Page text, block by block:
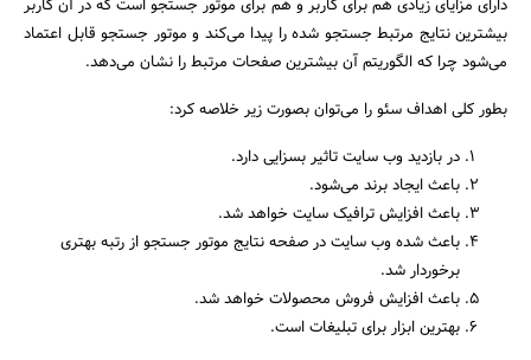
دارای مزایای زیادی هم برای کاربر و هم برای موتور جستجو است که در آن کاربر
بیشترین نتایج مرتبط جستجو شده را پیدا می‌کند و موتور جستجو قابل اعتماد
می‌شود چرا که الگوریتم آن بیشترین صفحات مرتبط را نشان می‌دهد.
بطور کلی اهداف سئو را می‌توان بصورت زیر خلاصه کرد:
در بازدید وب سایت تاثیر بسزایی دارد.
باعث ایجاد برند می‌شود.
باعث افزایش ترافیک سایت خواهد شد.
باعث شده وب سایت در صفحه نتایج موتور جستجو از رتبه بهتری
برخوردار شد.
باعث افزایش فروش محصولات خواهد شد.
بهترین ابزار برای تبلیغات است.